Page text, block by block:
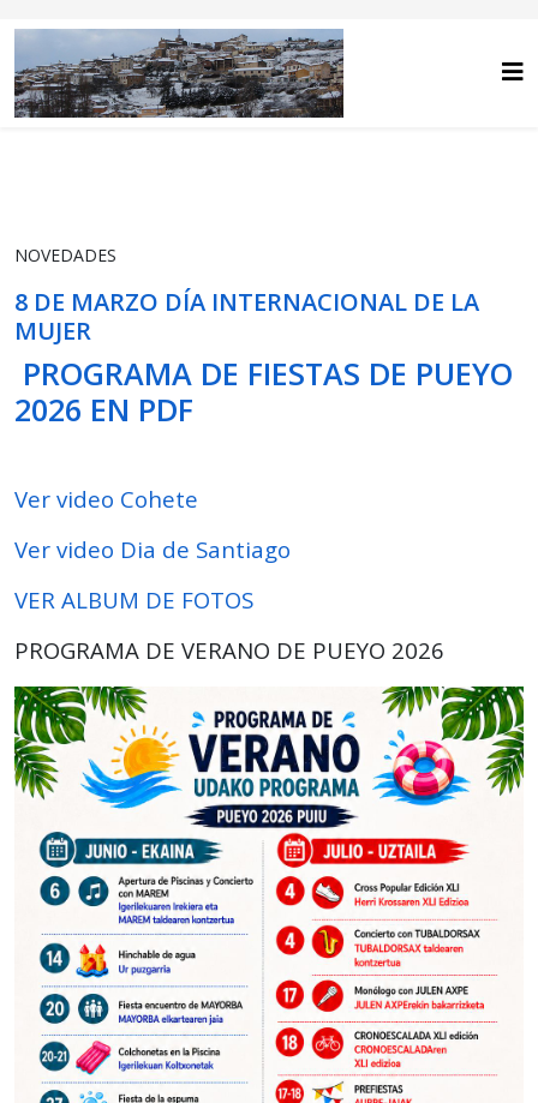
NOVEDADES
8 DE MARZO DÍA INTERNACIONAL DE LA
MUJER
PROGRAMA DE FIESTAS DE PUEYO
2026 EN PDF
Ver video Cohete
Ver video Dia de Santiago
VER ALBUM DE FOTOS
PROGRAMA DE VERANO DE PUEYO 2026